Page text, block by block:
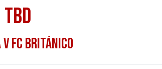
TBD
v FC Británico